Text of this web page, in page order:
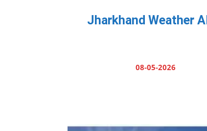
Jharkhand Weather
08-05-2026